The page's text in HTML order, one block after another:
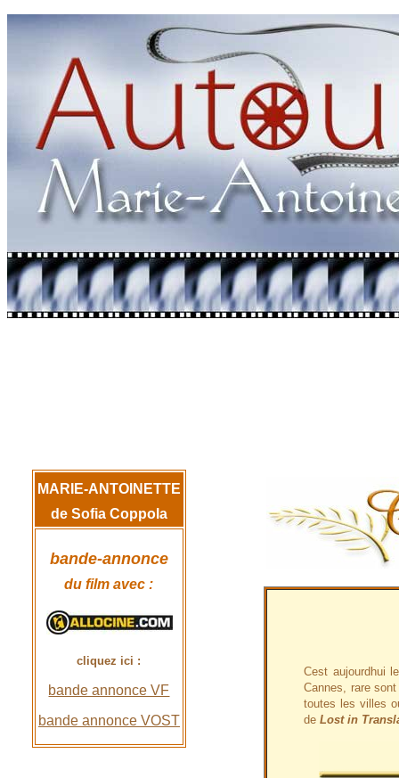
Cest aujourdhui
Cannes, rare
toutes les villes
de Lost in
MARIE-ANTOINETTE
de Sofia Coppola
bande-annonce
du film avec :
cliquez ici :
bande annonce VF
bande annonce VOST